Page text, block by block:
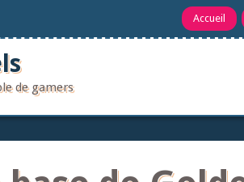
Accueil
de gamers